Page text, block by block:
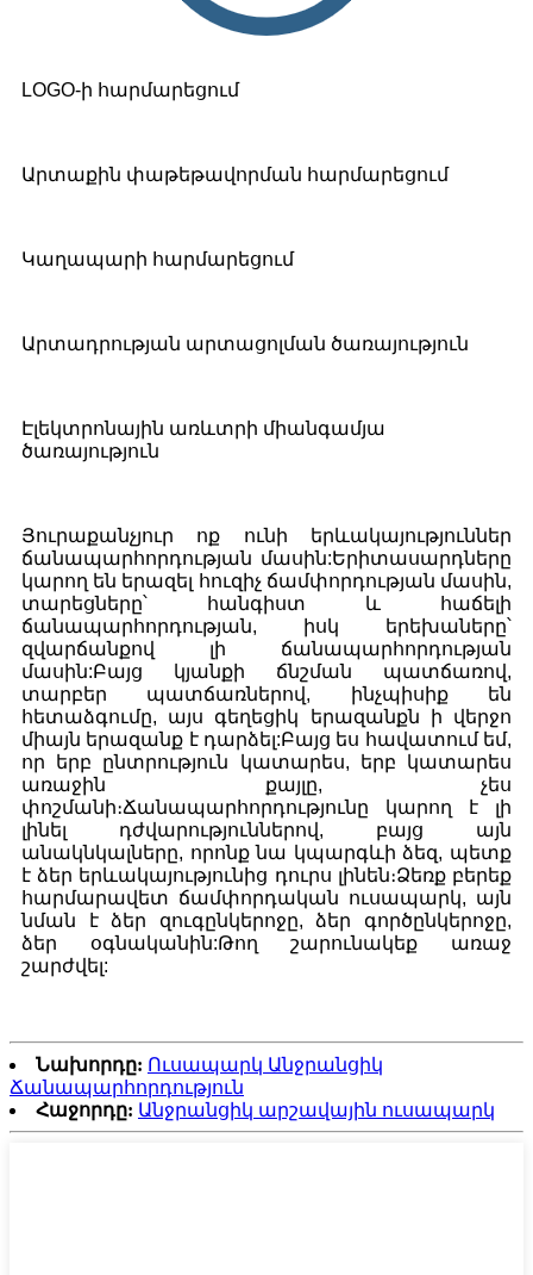
LOGO-ի հարմարեցում
Արտաքին փաթեթավորման հարմարեցում
Կաղապարի հարմարեցում
Արտադրության արտացոլման ծառայություն
Էլեկտրոնային առևտրի միանգամյա
ծառայություն
Յուրաքանչյուր ոք ունի երևակայություններ
ճանապարհորդության մասին:Երիտասարդները
կարող են երազել հուզիչ ճամփորդության մասին,
տարեցները՝ հանգիստ և հաճելի
ճանապարհորդության, իսկ երեխաները՝
զվարճանքով լի ճանապարհորդության
մասին:Բայց կյանքի ճնշման պատճառով,
տարբեր պատճառներով, ինչպիսիք են
հետաձգումը, այս գեղեցիկ երազանքն ի վերջո
միայն երազանք է դարձել:Բայց ես հավատում եմ,
որ երբ ընտրություն կատարես, երբ կատարես
առաջին քայլը, չես
փոշմանի։Ճանապարհորդությունը կարող է լի
լինել դժվարություններով, բայց այն
անակնկալները, որոնք նա կպարգևի ձեզ, պետք
է ձեր երևակայությունից դուրս լինեն։Ձեռք բերեք
հարմարավետ ճամփորդական ուսապարկ, այն
նման է ձեր զուգընկերոջը, ձեր գործընկերոջը,
ձեր օգնականին:Թող շարունակեք առաջ
շարժվել:
Նախորդը: Ուսապարկ Անջրանցիկ
Ճանապարհորդություն
Հաջորդը: Անջրանցիկ արշավային ուսապարկ